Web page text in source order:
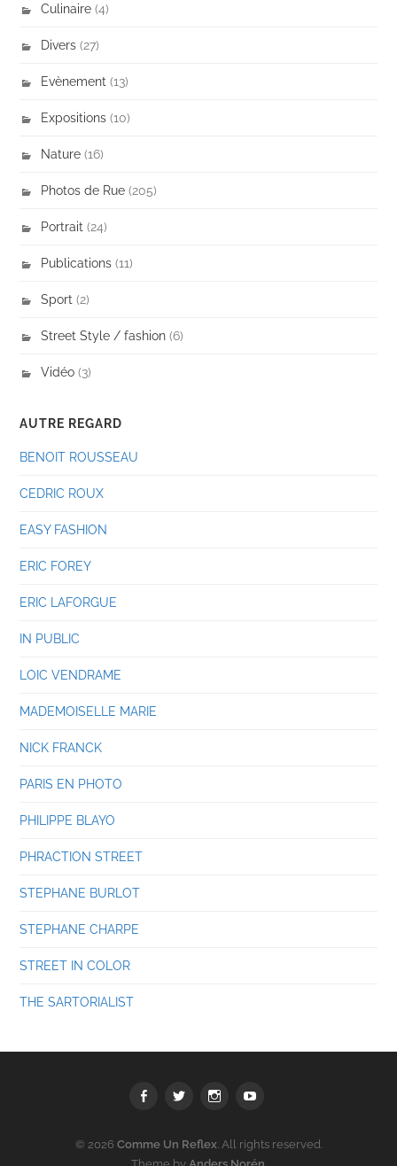
Culinaire (4)
Divers (27)
Evènement (13)
Expositions (10)
Nature (16)
Photos de Rue (205)
Portrait (24)
Publications (11)
Sport (2)
Street Style / fashion (6)
Vidéo (3)
AUTRE REGARD
BENOIT ROUSSEAU
CEDRIC ROUX
EASY FASHION
ERIC FOREY
ERIC LAFORGUE
IN PUBLIC
LOIC VENDRAME
MADEMOISELLE MARIE
NICK FRANCK
PARIS EN PHOTO
PHILIPPE BLAYO
PHRACTION STREET
STEPHANE BURLOT
STEPHANE CHARPE
STREET IN COLOR
THE SARTORIALIST
FacebookTwitter Instagramyoutube
© 2026 Comme Un Reflex. All rights reserved.